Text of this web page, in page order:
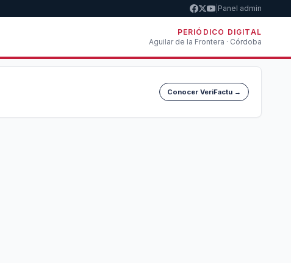
Panel admin
PERIÓDICO DIGITAL
Aguilar de la Frontera · Córdoba
Conocer VeriFactu →